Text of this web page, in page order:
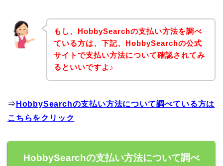
もし、HobbySearchの支払い方法を調べ
ている方は、下記、HobbySearchの公式
サイトで支払い方法について確認されてみ
るといいですよ♪
⇒ HobbySearchの支払い方法について調べている方は
こちらをクリック
HobbySearchの支払い方法について調べ